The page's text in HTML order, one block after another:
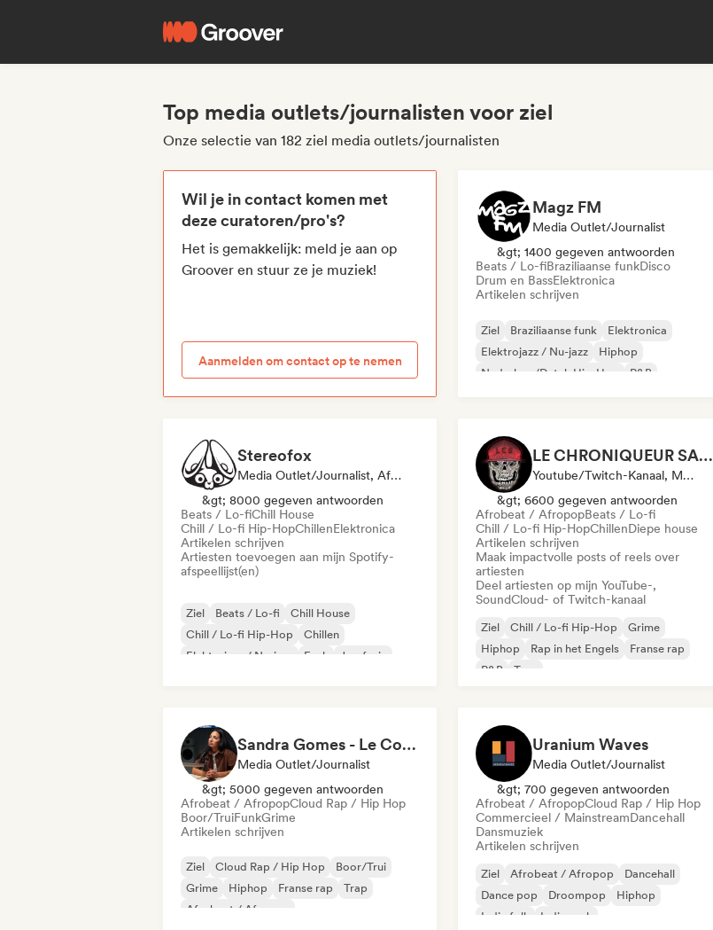
Top media outlets/journalisten voor ziel
Onze selectie van 182 ziel media outlets/journalisten
Wil je in contact komen met
deze curatoren/pro's?
Het is gemakkelijk: meld je aan op
Groover en stuur ze je muziek!
Aanmelden om contact op te nemen
Magz FM
Media Outlet/Journalist
&gt; 1400 gegeven antwoorden
Beats / Lo-fiBraziliaanse funkDisco
Drum en BassElektronica
Artikelen schrijven
Ziel Braziliaanse funk
Elektronica
Elektrojazz / Nu-jazz
Hiphop
Nederhop/Dutch Hip-Hop
R&B
Stereofox
Media Outlet/Journalist, Afspeellijst Curator
&gt; 8000 gegeven antwoorden
Beats / Lo-fiChill House
Chill / Lo-fi Hip-HopChillenElektronica
Artikelen schrijven
Artiesten toevoegen aan mijn Spotify-
afspeellijst(en)
Ziel Beats / Lo-fi
Chill House
Chill / Lo-fi Hip-Hop
Chillen
Elektrojazz / Nu-jazz
Funk Jazzfusie
LE CHRONIQUEUR SALE
Youtube/Twitch-Kanaal, Media Outlet/Journalist, Sociale Media Beïnvloeder
&gt; 6600 gegeven antwoorden
Afrobeat / AfropopBeats / Lo-fi
Chill / Lo-fi Hip-HopChillenDiepe house
Artikelen schrijven
Maak impactvolle posts of reels over
artiesten
Deel artiesten op mijn YouTube-,
SoundCloud- of Twitch-kanaal
Ziel Chill / Lo-fi Hip-Hop
Grime
Hiphop
Rap in het Engels
Franse rap
R&B
Trap
Sandra Gomes - Le Code Review & 1993initiales
Media Outlet/Journalist
&gt; 5000 gegeven antwoorden
Afrobeat / AfropopCloud Rap / Hip Hop
Boor/TruiFunkGrime
Artikelen schrijven
Ziel Cloud Rap / Hip Hop
Boor/Trui
Grime
Hiphop Franse rap
Trap
Afrobeat / Afropop
Uranium Waves
Media Outlet/Journalist
&gt; 700 gegeven antwoorden
Afrobeat / AfropopCloud Rap / Hip Hop
Commercieel / MainstreamDancehall
Dansmuziek
Artikelen schrijven
Ziel Afrobeat / Afropop
Dancehall
Dance pop
Droompop
Hiphop
Indie folk
Indie rock